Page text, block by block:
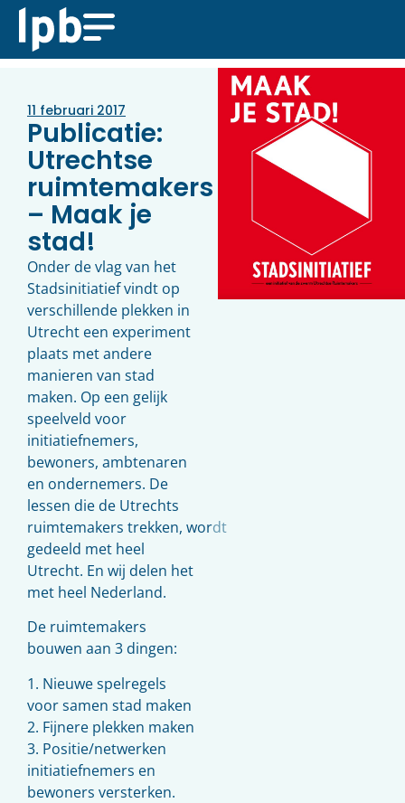
11 februari 2017
Publicatie:
Utrechtse
ruimtemakers
– Maak je
stad!
Onder de vlag van het
Stadsinitiatief vindt op
verschillende plekken in
Utrecht een experiment
plaats met andere
manieren van stad
maken. Op een gelijk
speelveld voor
initiatiefnemers,
bewoners, ambtenaren
en ondernemers. De
lessen die de Utrechts
ruimtemakers trekken, wordt
gedeeld met heel
Utrecht. En wij delen het
met heel Nederland.
De ruimtemakers
bouwen aan 3 dingen:
1. Nieuwe spelregels
voor samen stad maken
2. Fijnere plekken maken
3. Positie/netwerken
initiatiefnemers en
bewoners versterken.